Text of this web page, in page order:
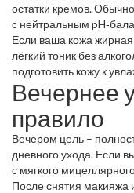
остатки кремов.
с нейтральным
у вас сухая кожа,
средство на влажное
движениями 30‑60
Если ваша кожа
лёгкий тоник без
подготовить кожу к
умывания нанести
солнца важна даже в
Вечернее
правило
Вечером цель –
дневного ухода. Если
с мягкого
которое растворит
После снятия макияжа